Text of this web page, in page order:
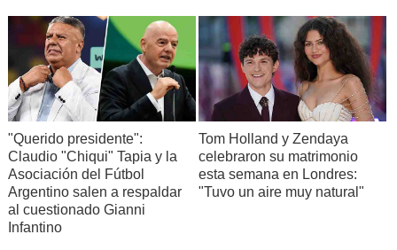
"Querido presidente":
Claudio "Chiqui" Tapia y la
Asociación del Fútbol
Argentino salen a respaldar
al cuestionado Gianni
Infantino
Tom Holland y Zendaya
celebraron su matrimonio
esta semana en Londres:
"Tuvo un aire muy natural"